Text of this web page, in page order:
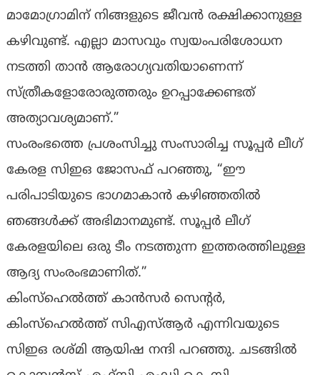
മാമോഗ്രാമിന് നിങ്ങളുടെ ജീവൻ രക്ഷിക്കാനുള്ള
കഴിവുണ്ട്. എല്ലാ മാസവും സ്വയംപരിശോധന
നടത്തി താൻ ആരോഗ്യവതിയാണെന്ന്
സ്ത്രീകളോരോരുത്തരും ഉറപ്പാക്കേണ്ടത്
അത്യാവശ്യമാണ്.”
സംരംഭത്തെ പ്രശംസിച്ചു സംസാരിച്ച സൂപ്പർ ലീഗ്
കേരള സിഇഒ ജോസഫ് പറഞ്ഞു, “ഈ
പരിപാടിയുടെ ഭാഗമാകാൻ കഴിഞ്ഞതിൽ
ഞങ്ങൾക്ക് അഭിമാനമുണ്ട്. സൂപ്പർ ലീഗ്
കേരളയിലെ ഒരു ടീം നടത്തുന്ന ഇത്തരത്തിലുള്ള
ആദ്യ സംരംഭമാണിത്.”
കിംസ്ഹെൽത്ത് കാൻസർ സെൻ്റർ,
കിംസ്ഹെൽത്ത് സിഎസ്ആർ എന്നിവയുടെ
സിഇഒ രശ്മി ആയിഷ നന്ദി പറഞ്ഞു. ചടങ്ങിൽ